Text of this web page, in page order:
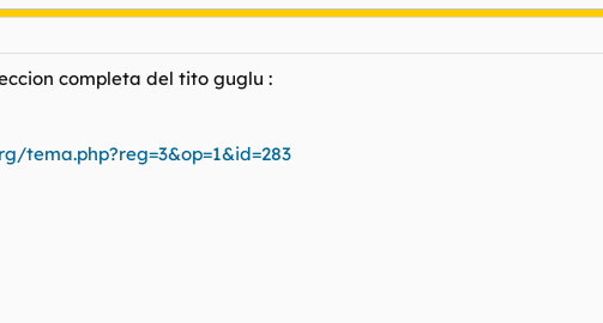
completa del tito guglu :
tema.php?reg=3&op=1&id=283